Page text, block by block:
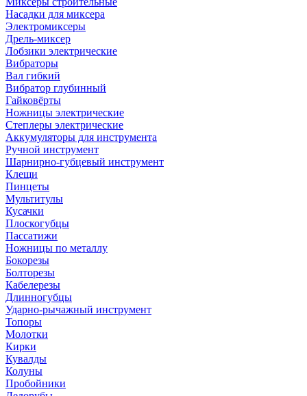
Насадки для миксера
Электромиксеры
Дрель-миксер
Лобзики электрические
Вибраторы
Вал гибкий
Вибратор глубинный
Гайковёрты
Ножницы электрические
Степлеры электрические
Аккумуляторы для инструмента
Ручной инструмент
Шарнирно-губцевый инструмент
Клещи
Пинцеты
Мультитулы
Кусачки
Плоскогубцы
Пассатижи
Ножницы по металлу
Бокорезы
Болторезы
Кабелерезы
Длинногубцы
Ударно-рычажный инструмент
Топоры
Молотки
Кирки
Кувалды
Колуны
Пробойники